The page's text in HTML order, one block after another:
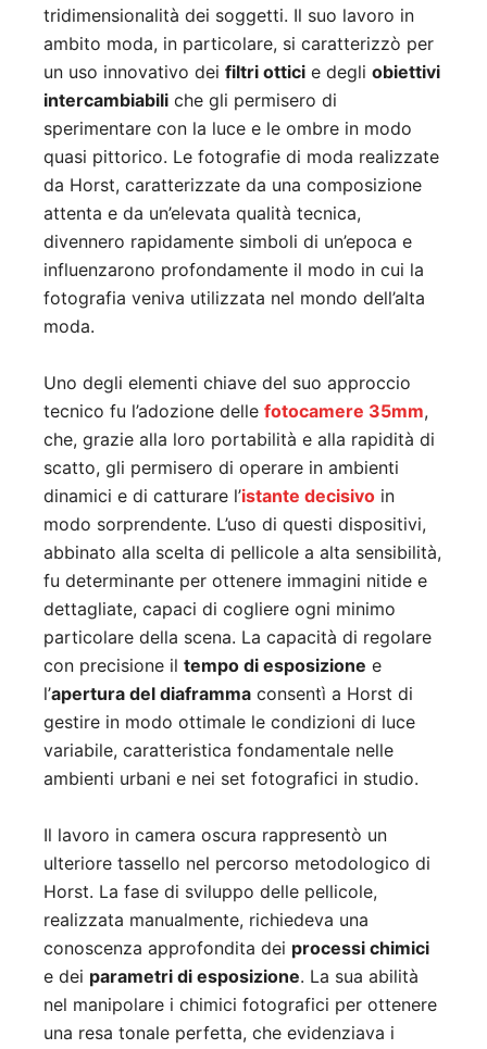
tridimensionalità dei soggetti. Il suo lavoro in
ambito moda, in particolare, si caratterizzò per
un uso innovativo dei filtri ottici e degli obiettivi
intercambiabili che gli permisero di
sperimentare con la luce e le ombre in modo
quasi pittorico. Le fotografie di moda realizzate
da Horst, caratterizzate da una composizione
attenta e da un’elevata qualità tecnica,
divennero rapidamente simboli di un’epoca e
influenzarono profondamente il modo in cui la
fotografia veniva utilizzata nel mondo dell’alta
moda.
Uno degli elementi chiave del suo approccio
tecnico fu l’adozione delle fotocamere 35mm,
che, grazie alla loro portabilità e alla rapidità di
scatto, gli permisero di operare in ambienti
dinamici e di catturare l’istante decisivo in
modo sorprendente. L’uso di questi dispositivi,
abbinato alla scelta di pellicole a alta sensibilità,
fu determinante per ottenere immagini nitide e
dettagliate, capaci di cogliere ogni minimo
particolare della scena. La capacità di regolare
con precisione il tempo di esposizione e
l’apertura del diaframma consentì a Horst di
gestire in modo ottimale le condizioni di luce
variabile, caratteristica fondamentale nelle
ambienti urbani e nei set fotografici in studio.
Il lavoro in camera oscura rappresentò un
ulteriore tassello nel percorso metodologico di
Horst. La fase di sviluppo delle pellicole,
realizzata manualmente, richiedeva una
conoscenza approfondita dei processi chimici
e dei parametri di esposizione. La sua abilità
nel manipolare i chimici fotografici per ottenere
una resa tonale perfetta, che evidenziava i